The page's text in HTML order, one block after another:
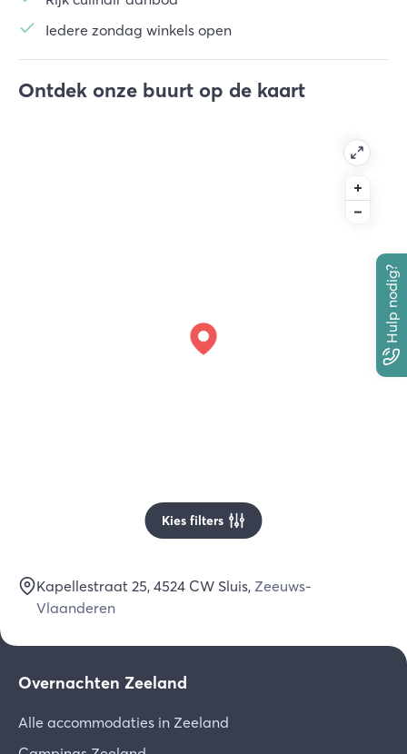
Hulp nodig?
Iedere zondag winkels open
Ontdek onze buurt op de kaart
Kies filters
Kapellestraat 25, 4524 CW Sluis, Zeeuws-
Vlaanderen
Overnachten Zeeland
Alle accommodaties in Zeeland